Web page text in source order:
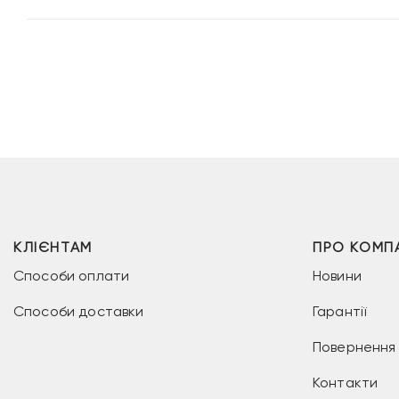
КЛІЄНТАМ
Способи оплати
Способи доставки
ПРО
Новини
Гарантії
Повернення
Контакти